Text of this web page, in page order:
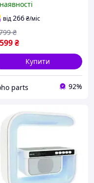
від266₴/міс
₴
₴
Купити
parts 92%